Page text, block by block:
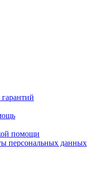
помощи
персональных данных